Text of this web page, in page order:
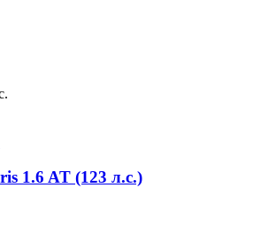
1.6 AT (123 л.с.)